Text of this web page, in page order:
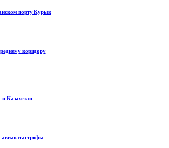
порту Курык
коридору
в Казахстан
авиакатастрофы